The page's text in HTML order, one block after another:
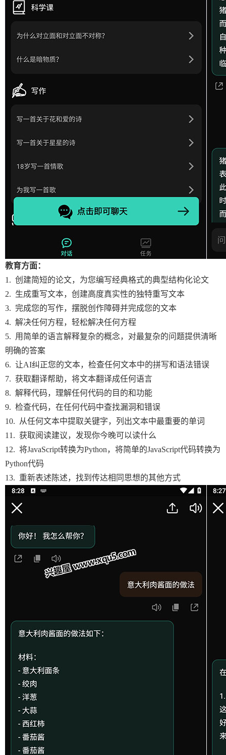
教育方面：
1. 创建简短的论文，为您编写经典格式的典型结构化论文
2. 生成重写文本，创建高度真实性的独特重写文本
3. 完成您的写作，摆脱创作障碍并完成您的文本
4. 解决任何方程，轻松解决任何方程
5. 用简单的语言解释复杂的概念，对最复杂的问题提供清晰
明确的答案
6. 让AI纠正您的文本，检查任何文本中的拼写和语法错误
7. 获取翻译帮助，将文本翻译成任何语言
8. 解释代码，理解任何代码的目的和功能
9. 检查代码，在任何代码中查找漏洞和错误
10. 从任何文本中提取关键字，列出文本中最重要的单词
11. 获取阅读建议，发现你今晚可以读什么
12. 将JavaScript转换为Python，将简单的JavaScript代码转换为
Python代码
13. 重新表述陈述，找到传达相同思想的其他方式